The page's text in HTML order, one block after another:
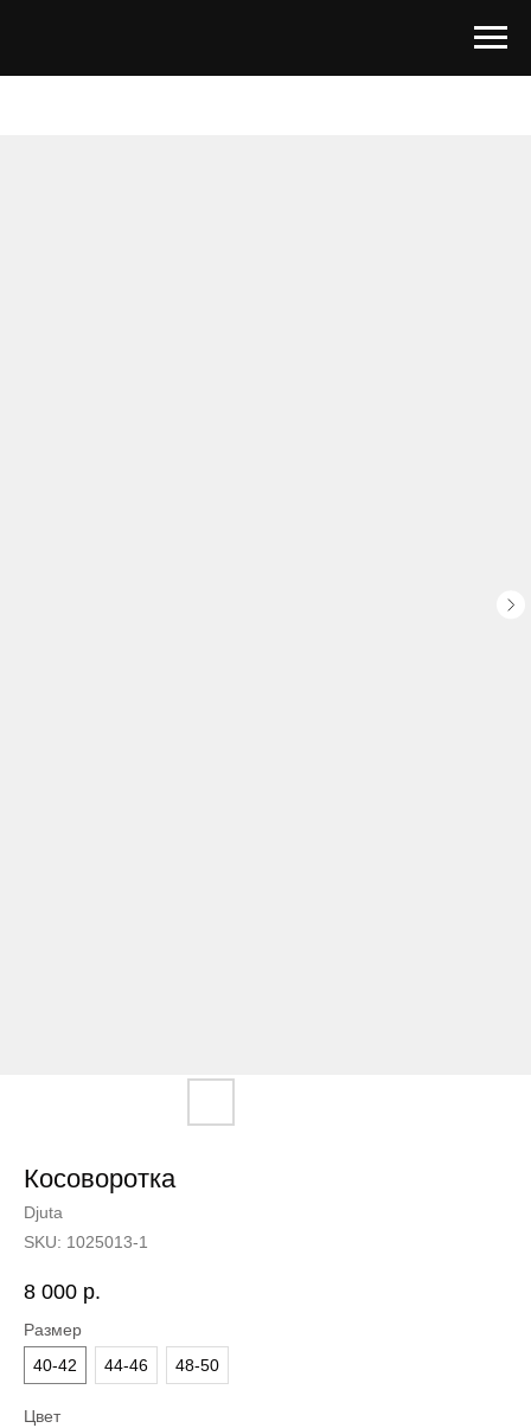
Косоворотка
Djuta
SKU: 1025013-1
8 000 р.
Размер
40-42
44-46 48-50
Цвет